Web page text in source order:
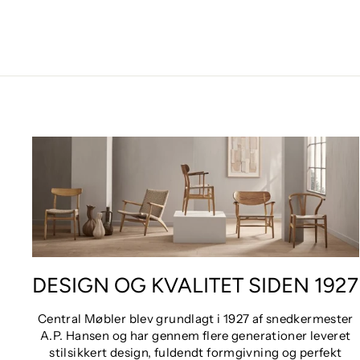
DESIGN OG KVALITET SIDEN 1927
Central Møbler blev grundlagt i 1927 af snedkermester
A.P. Hansen og har gennem flere generationer leveret
stilsikkert design, fuldendt formgivning og perfekt